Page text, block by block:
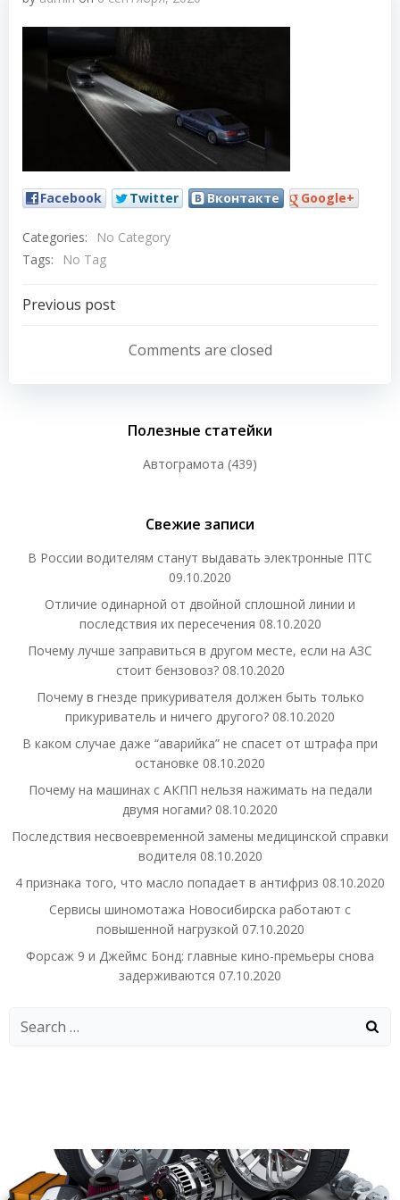
Facebook Twitter Вконтакте Google+
Categories:
No Category
Tags:
No Tag
Навигация
записям
Previous post
Comments are closed
Полезные статейки
Автограмота (439)
Свежие записи
В России водителям станут выдавать электронные ПТС
09.10.2020
Отличие одинарной от двойной сплошной линии и
последствия их пересечения 08.10.2020
Почему лучше заправиться в другом месте, если на АЗС
стоит бензовоз? 08.10.2020
Почему в гнезде прикуривателя должен быть только
прикуриватель и ничего другого? 08.10.2020
В каком случае даже “аварийка” не спасет от штрафа при
остановке 08.10.2020
Почему на машинах с АКПП нельзя нажимать на педали
двумя ногами? 08.10.2020
Последствия несвоевременной замены медицинской справки
водителя 08.10.2020
4 признака того, что масло попадает в антифриз 08.10.2020
Сервисы шиномотажа Новосибирска работают с
повышенной нагрузкой 07.10.2020
Форсаж 9 и Джеймс Бонд: главные кино-премьеры снова
задерживаются 07.10.2020
Search